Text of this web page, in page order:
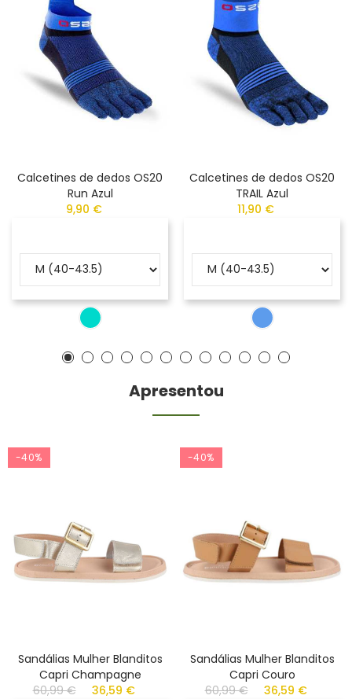
Calcetines de dedos OS20
Run Azul
9,90 €
Calcetines de dedos OS20
TRAIL Azul
11,90 €
Apresentou
-40%
Sandálias Mulher Blanditos
Capri Champagne
60,99 €
36,59 €
-40%
Sandálias Mulher Blanditos
Capri Couro
60,99 €
36,59 €